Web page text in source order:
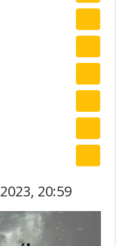
20:59